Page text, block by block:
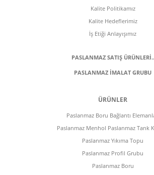
Kalite Politikamız
Kalite Hedeflerimiz
İş Etiği Anlayışımız
PASLANMAZ SATIŞ ÜRÜNLERİ..
PASLANMAZ İMALAT GRUBU
ÜRÜNLER
Paslanmaz Boru Bağlantı
Paslanmaz Menhol Paslanmaz Tank
Paslanmaz Yıkıma Topu
Paslanmaz Profil Grubu
Paslanmaz Boru